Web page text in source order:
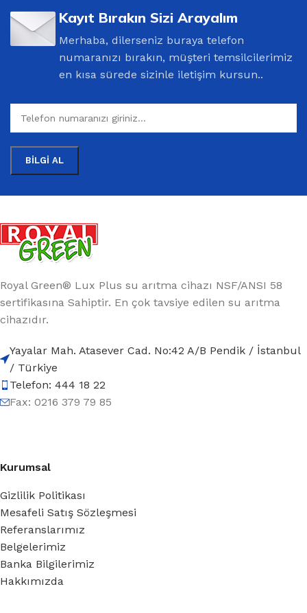
Kayıt Bırakın Sizi Arayalım
Merhaba, dilerseniz buraya telefon
numaranızı bırakın, müşteri temsilcilerimiz
en kısa sürede sizinle iletişim kursun..
Royal Green® Lux Plus su arıtma cihazı NSF/ANSI 58
sertifikasına Sahiptir. En çok tavsiye edilen su arıtma
cihazıdır.
Yayalar Mah. Atasever Cad. No:42 A/B Pendik / İstanbul
/ Türkiye
Telefon: 444 18 22
Fax: 0216 379 79 85
Kurumsal
Gizlilik Politikası
Mesafeli Satış Sözleşmesi
Referanslarımız
Belgelerimiz
Banka Bilgilerimiz
Hakkımızda